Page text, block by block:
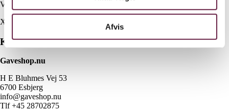
Afvis
Vejl. pris kr. 999,95,-
X
Kontakt
Gaveshop.nu
H E Bluhmes Vej 53
6700 Esbjerg
info@gaveshop.nu
Tlf +45 28702875